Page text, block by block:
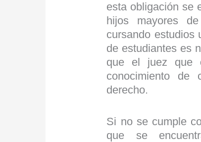
esta obligación se
hijos mayores
cursando estudios
de estudiantes es
que el juez que
conocimiento de
derecho.
Si no se cumple
que se